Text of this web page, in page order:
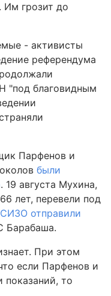
Им грозит до
- активисты
референдума
"под благовидным
Парфенов и
были
. 19 августа Мухина,
лет, перевели под
отправили
Барабаша.
При этом
если Парфенов и
показаний, то